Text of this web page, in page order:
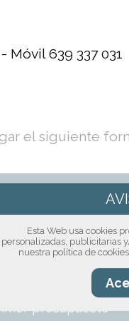
Móvil 639 337 031
el siguiente
formulario, por
sobre el
presupuesto
Esta Web usa cookies
personalizadas, publicitarias
nuestra política de cookies.